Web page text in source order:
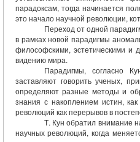
парадоксам, тогда начина­ется
это начало научной революции,
Переход от одной
в рамках новой па­радигмы
философскими, эстетическими и
видению мира.
Парадигмы, согласно
заставляют говорить ученых,
определяют разные методы и
знания с накоплением истин,
революций как перерывов в
Т. Кун обратил внимание
научных революций, когда